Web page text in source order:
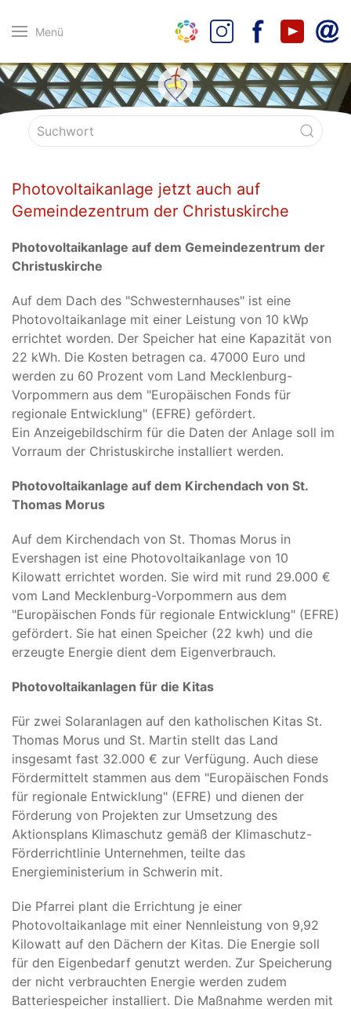
Menü
Photovoltaikanlage jetzt auch auf
Gemeindezentrum der Christuskirche
Photovoltaikanlage auf dem Gemeindezentrum der
Christuskirche
Auf dem Dach des "Schwesternhauses" ist eine
Photovoltaikanlage mit einer Leistung von 10 kWp
errichtet worden. Der Speicher hat eine Kapazität von
22 kWh. Die Kosten betragen ca. 47000 Euro und
werden zu 60 Prozent vom Land Mecklenburg-
Vorpommern aus dem "Europäischen Fonds für
regionale Entwicklung" (EFRE) gefördert.
Ein Anzeigebildschirm für die Daten der Anlage soll im
Vorraum der Christuskirche installiert werden.
Photovoltaikanlage auf dem Kirchendach von St.
Thomas Morus
Auf dem Kirchendach von St. Thomas Morus in
Evershagen ist eine Photovoltaikanlage von 10
Kilowatt errichtet worden. Sie wird mit rund 29.000 €
vom Land Mecklenburg-Vorpommern aus dem
"Europäischen Fonds für regionale Entwicklung" (EFRE)
gefördert. Sie hat einen Speicher (22 kwh) und die
erzeugte Energie dient dem Eigenverbrauch.
Photovoltaikanlagen für die Kitas
Für zwei Solaranlagen auf den katholischen Kitas St.
Thomas Morus und St. Martin stellt das Land
insgesamt fast 32.000 € zur Verfügung. Auch diese
Fördermittelt stammen aus dem "Europäischen Fonds
für regionale Entwicklung" (EFRE) und dienen der
Förderung von Projekten zur Umsetzung des
Aktionsplans Klimaschutz gemäß der Klimaschutz-
Förderrichtlinie Unternehmen, teilte das
Energieministerium in Schwerin mit.
Die Pfarrei plant die Errichtung je einer
Photovoltaikanlage mit einer Nennleistung von 9,92
Kilowatt auf den Dächern der Kitas. Die Energie soll
für den Eigenbedarf genutzt werden. Zur Speicherung
der nicht verbrauchten Energie werden zudem
Batteriespeicher installiert. Die Maßnahme werden mit